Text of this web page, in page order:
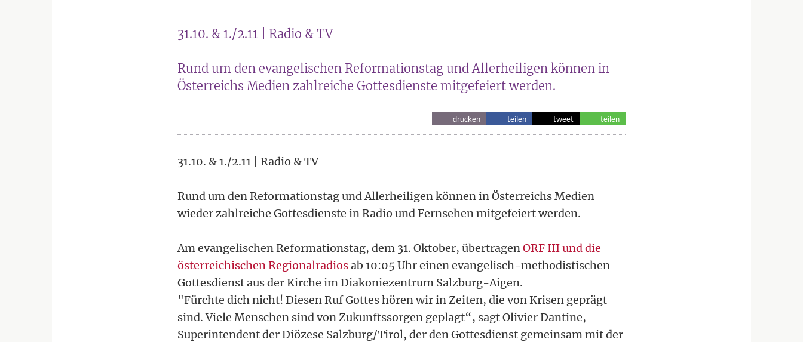
31.10. & 1./2.11 | Radio & TV
Rund um den evangelischen Reformationstag und Allerheiligen können in
Österreichs Medien zahlreiche Gottesdienste mitgefeiert werden.
drucken teilen tweet teilen
31.10. & 1./2.11 | Radio & TV
Rund um den Reformationstag und Allerheiligen können in Österreichs Medien
wieder zahlreiche Gottesdienste in Radio und Fernsehen mitgefeiert werden.
Am evangelischen Reformationstag, dem 31. Oktober, übertragenORF III und die
österreichischen Regionalradiosab 10:05 Uhr einen evangelisch-methodistischen
Gottesdienst aus der Kirche im Diakoniezentrum Salzburg-Aigen.
"Fürchte dich nicht! Diesen Ruf Gottes hören wir in Zeiten, die von Krisen geprägt
sind. Viele Menschen sind von Zukunftssorgen geplagt“, sagt Olivier Dantine,
Superintendent der Diözese Salzburg/Tirol, der den Gottesdienst gemeinsam mit der